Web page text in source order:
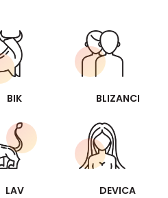
BIK BLIZANCI
LAV DEVICA